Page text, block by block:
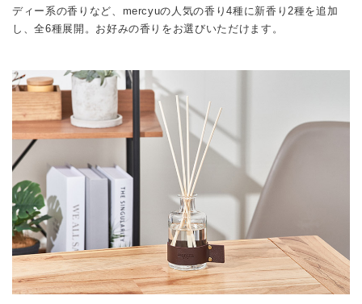
ディー系の香りなど、mercyuの人気の香り4種に新香り2種を追加
し、全6種展開。お好みの香りをお選びいただけます。